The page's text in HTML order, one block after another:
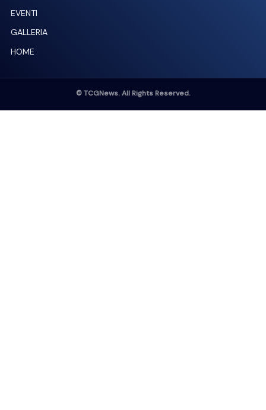
EVENTI
GALLERIA
HOME
© TCGNews. All Rights Reserved.